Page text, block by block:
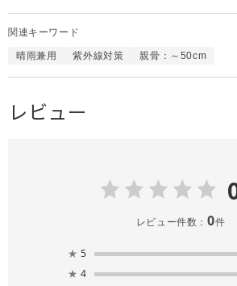
関連キーワード
晴雨兼用 紫外線対策 親骨：～50cm
レビュー
レビュー件数： 0件
★ 5
★ 4